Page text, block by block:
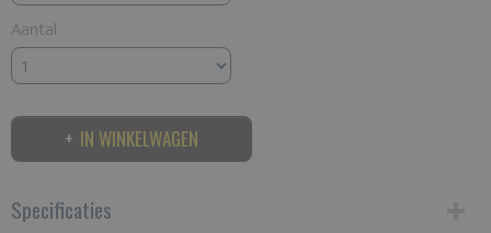
Aantal
IN WINKELWAGEN
Specificaties